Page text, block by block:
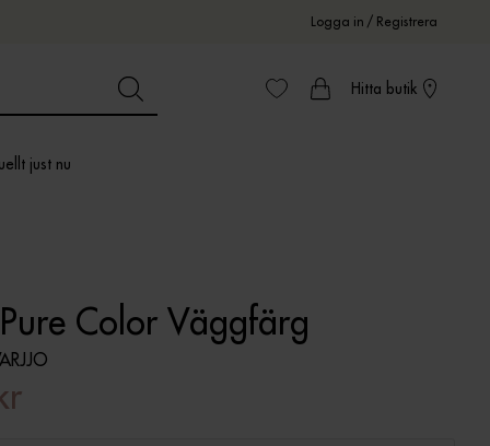
Logga in / Registrera
Hitta butik
just nu
Color Väggfärg